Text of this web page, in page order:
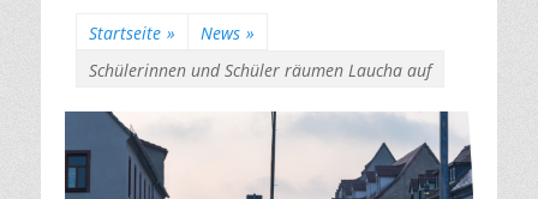
Startseite » News »
Schülerinnen und Schüler räumen Laucha auf